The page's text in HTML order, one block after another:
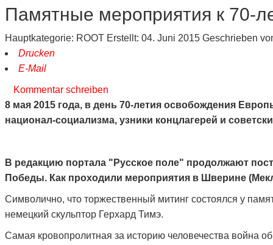
Памятные мероприятия к
Hauptkategorie: ROOT Erstellt: 04. Juni 2015 Geschrieben
Drucken
E-Mail
Kommentar schreiben
8 мая 2015 года, в день 70-летия освобождения
национал-социализма, узники концлагерей и
В редакцию портала "Русское поле" продолжают
Победы. Как проходили мероприятия в Шверине
Символично, что торжественный митинг состоялся y
немецкий скульптор Герхард Тимэ.
Самая кровопролитная за историю человечества война